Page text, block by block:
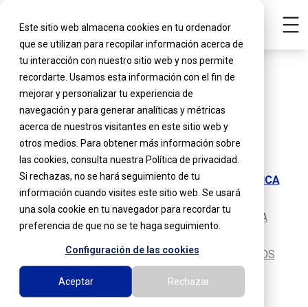
Este sitio web almacena cookies en tu ordenador
que se utilizan para recopilar información acerca de
tu interacción con nuestro sitio web y nos permite
recordarte. Usamos esta información con el fin de
mejorar y personalizar tu experiencia de
navegación y para generar analíticas y métricas
acerca de nuestros visitantes en este sitio web y
otros medios. Para obtener más información sobre
las cookies, consulta nuestra Política de privacidad.
Si rechazas, no se hará seguimiento de tu
información cuando visites este sitio web. Se usará
una sola cookie en tu navegador para recordar tu
preferencia de que no se te haga seguimiento.
Configuración de las cookies
Aceptar Rechazar
Noticias
VER TODONOTICIASLABORAL PROMOCIONES
AICA
ESPACIO DEL ASOCIADOSEGUROS
AYUDAS Y SUBVENCIONESNOTAS DE PRENSA
PROYECTOS
ALCOBENDAS
PREVENCIÓN DE RIESGOS LABORALES
EVENTOS
COMUNIDAD DE MADRID
PROTECCIÓN DE DATOS